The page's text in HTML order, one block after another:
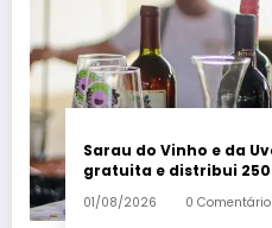
Sarau do Vinho e da
gratuita e distribui
Santa Teresa – Em Dia
01/08/2026 0